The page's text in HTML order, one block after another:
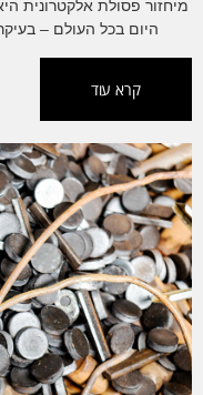
מיחזור פסולת אלקטרונית
היום בכל העולם –
קרא עוד